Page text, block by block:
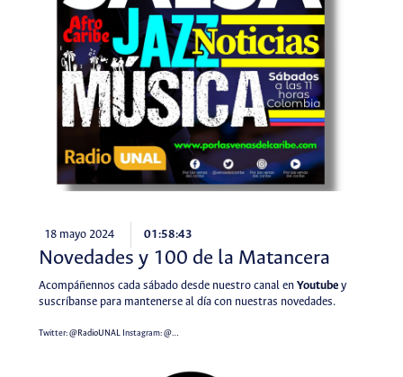
18 mayo 2024 01:58:43
Novedades y 100 de la Matancera
Acompáñennos cada sábado desde nuestro canal en Youtubey
suscríbanse para mantenerse al día con nuestras novedades.
Twitter:@RadioUNALInstagram:@…